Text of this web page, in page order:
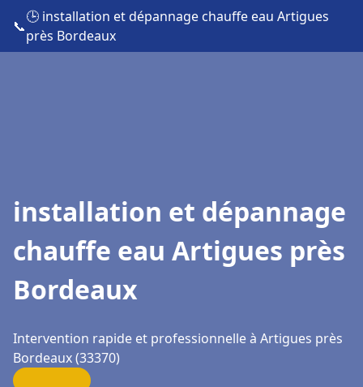
📞
🕒 installation et dépannage chauffe eau Artigues
près Bordeaux
installation et dépannage
chauffe eau Artigues près
Bordeaux
Intervention rapide et professionnelle à Artigues près
Bordeaux (33370)